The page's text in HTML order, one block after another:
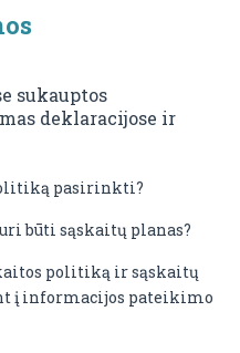
sukauptos
deklaracijose ir
pasirinkti?
būti sąskaitų planas?
politiką ir sąskaitų
į informacijos pateikimo